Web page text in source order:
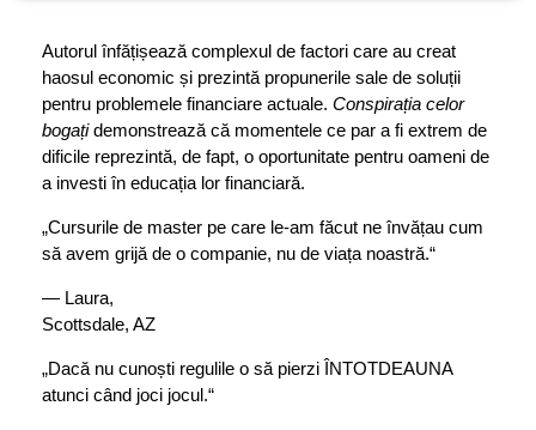
Autorul înfăți­șează complexul de factori care au creat
haosul economic și prezintă pro­punerile sale de soluții
pentru problemele financiare actuale. Conspirația celor
bogați demonstrează că momentele ce par a fi extrem de
dificile reprezintă, de fapt, o oportunitate pentru oameni de
a investi în educația lor financiară.
„Cursurile de master pe care le-am făcut ne învățau cum
să avem grijă de o companie, nu de viața noastră.“
— Laura,
Scottsdale, AZ
„Dacă nu cunoști regulile o să pierzi ÎNTOTDEAUNA
atunci când joci jocul.“